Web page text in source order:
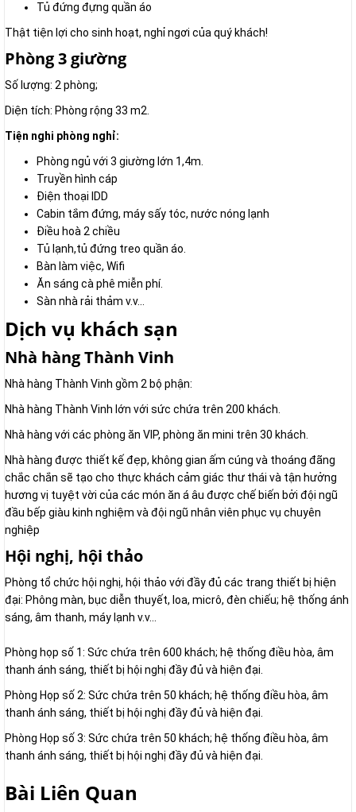
Tủ đứng đựng quần áo
Thật tiện lợi cho sinh hoạt, nghỉ ngơi của quý khách!
Phòng 3 giường
Số lượng: 2 phòng;
Diện tích: Phòng rộng 33 m2.
Tiện nghi phòng nghỉ:
Phòng ngủ với 3 giường lớn 1,4m.
Truyền hình cáp
Điện thoại IDD
Cabin tắm đứng, máy sấy tóc, nước nóng lạnh
Điều hoà 2 chiều
Tủ lạnh,tủ đứng treo quần áo.
Bàn làm việc, Wifi
Ăn sáng cà phê miễn phí.
Sàn nhà rải thảm v.v...
Dịch vụ khách sạn
Nhà hàng Thành Vinh
Nhà hàng Thành Vinh gồm 2 bộ phận:
Nhà hàng Thành Vinh lớn với sức chứa trên 200 khách.
Nhà hàng với các phòng ăn VIP, phòng ăn mini trên 30 khách.
Nhà hàng được thiết kế đẹp, không gian ấm cúng và thoáng đãng
chắc chắn sẽ tạo cho thực khách cảm giác thư thái và tận hưởng
hương vị tuyệt vời của các món ăn á âu được chế biến bởi đội ngũ
đầu bếp giàu kinh nghiệm và đội ngũ nhân viên phục vụ chuyên
nghiệp
Hội nghị, hội thảo
Phòng tổ chức hội nghị, hội thảo với đầy đủ các trang thiết bị hiện
đại: Phông màn, bục diễn thuyết, loa, micrô, đèn chiếu; hệ thống ánh
sáng, âm thanh, máy lạnh v.v...
Phòng họp số 1: Sức chứa trên 600 khách; hệ thống điều hòa, âm
thanh ánh sáng, thiết bị hội nghị đầy đủ và hiện đại.
Phòng Họp số 2: Sức chứa trên 50 khách; hệ thống điều hòa, âm
thanh ánh sáng, thiết bị hội nghị đầy đủ và hiện đại.
Phòng Họp số 3: Sức chứa trên 50 khách; hệ thống điều hòa, âm
thanh ánh sáng, thiết bị hội nghị đầy đủ và hiện đại.
Bài Liên Quan